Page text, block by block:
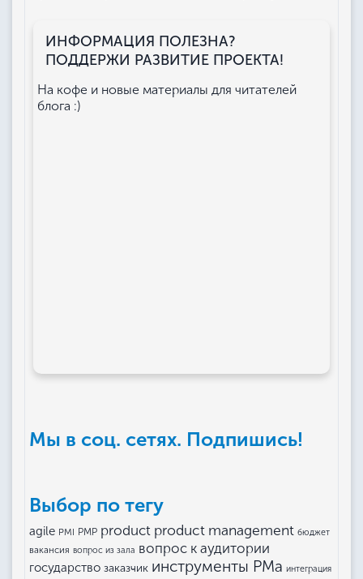
ИНФОРМАЦИЯ ПОЛЕЗНА?
ПОДДЕРЖИ РАЗВИТИЕ ПРОЕКТА!
На кофе и новые материалы для читателей
блога :)
Мы в соц. сетях. Подпишись!
Выбор по тегу
agile PMI PMP product product management бюджет
вакансия вопрос из зала вопрос к аудитории
государство заказчик инструменты РМа интеграция